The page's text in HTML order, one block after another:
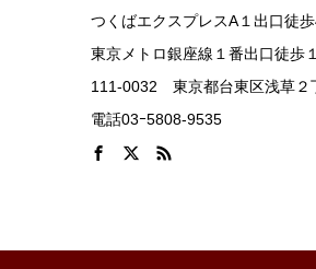
つくばエクスプレスA１出口徒
東京メトロ銀座線１番出口徒歩
111-0032 東京都台東区浅草
電話03ｰ5808-9535